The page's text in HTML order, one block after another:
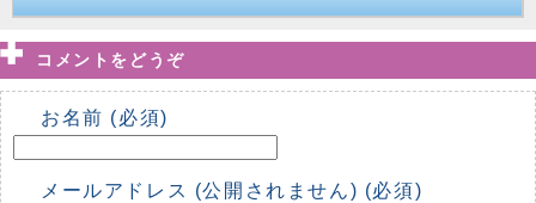
コメントをどうぞ
お名前 (必須)
メールアドレス (公開されません) (必須)